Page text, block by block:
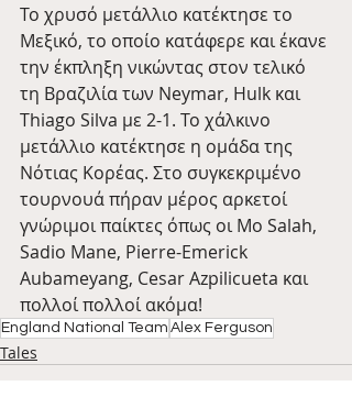
Το χρυσό μετάλλιο κατέκτησε το
Μεξικό, το οποίο κατάφερε και έκανε
την έκπληξη νικώντας στον τελικό
τη Βραζιλία των Neymar, Hulk και
Thiago Silva με 2-1. Το χάλκινο
μετάλλιο κατέκτησε η ομάδα της
Νότιας Κορέας. Στο συγκεκριμένο
τουρνουά πήραν μέρος αρκετοί
γνώριμοι παίκτες όπως οι Mo Salah,
Sadio Mane, Pierre-Emerick
Aubameyang, Cesar Azpilicueta και
πολλοί πολλοί ακόμα!
England National Team Alex Ferguson
Tales